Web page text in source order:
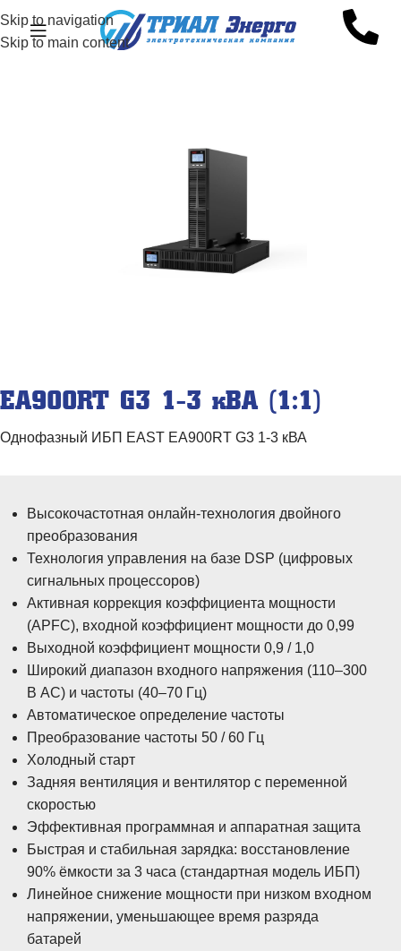
Skip to navigation
Skip to main content
EA900RT G3 1-3 кВА (1:1)
Однофазный ИБП EAST EA900RT G3 1-3 кВА
Высокочастотная онлайн-технология двойного
преобразования
Технология управления на базе DSP (цифровых
сигнальных процессоров)
Активная коррекция коэффициента мощности
(APFC), входной коэффициент мощности до 0,99
Выходной коэффициент мощности 0,9 / 1,0
Широкий диапазон входного напряжения (110–300
В AC) и частоты (40–70 Гц)
Автоматическое определение частоты
Преобразование частоты 50 / 60 Гц
Холодный старт
Задняя вентиляция и вентилятор с переменной
скоростью
Эффективная программная и аппаратная защита
Быстрая и стабильная зарядка: восстановление
90% ёмкости за 3 часа (стандартная модель ИБП)
Линейное снижение мощности при низком входном
напряжении, уменьшающее время разряда
батарей